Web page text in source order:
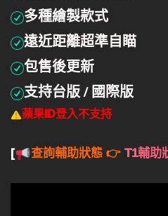
多種繪製款式
遠近距離超準自瞄
包售後更新
支持台版 / 國際版
蘋果ID登入不支持
[ 查詢輔助狀態 👉 T1輔助